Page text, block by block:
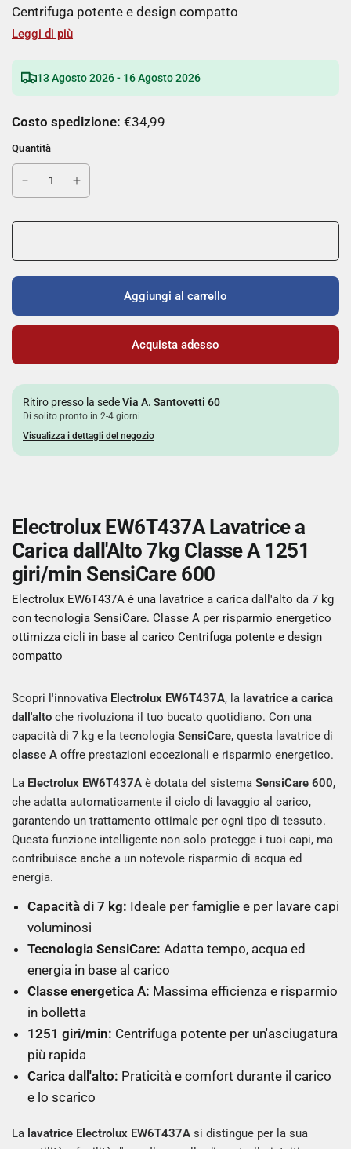
Centrifuga potente e design compatto
Leggi di più
13 Agosto 2026 - 16 Agosto 2026
Costo spedizione: €34,99
Quantità
Aggiungi al carrello
Acquista adesso
Ritiro presso la sedeVia A. Santovetti 60
Di solito pronto in 2-4 giorni
Visualizza i dettagli del negozio
Electrolux EW6T437A Lavatrice a
Carica dall'Alto 7kg Classe A 1251
giri/min SensiCare 600
Electrolux EW6T437A è una lavatrice a carica dall'alto da 7 kg
con tecnologia SensiCare. Classe A per risparmio energetico
ottimizza cicli in base al carico Centrifuga potente e design
compatto
Scopri l'innovativa Electrolux EW6T437A, la lavatrice a carica
dall'alto che rivoluziona il tuo bucato quotidiano. Con una
capacità di 7 kg e la tecnologiaSensiCare, questa lavatrice di
classe A offre prestazioni eccezionali e risparmio energetico.
La Electrolux EW6T437A è dotata del sistemaSensiCare 600,
che adatta automaticamente il ciclo di lavaggio al carico,
garantendo un trattamento ottimale per ogni tipo di tessuto.
Questa funzione intelligente non solo protegge i tuoi capi, ma
contribuisce anche a un notevole risparmio di acqua ed
energia.
Capacità di 7 kg: Ideale per famiglie e per lavare capi
voluminosi
Tecnologia SensiCare: Adatta tempo, acqua ed
energia in base al carico
Classe energetica A: Massima efficienza e risparmio
in bolletta
1251 giri/min: Centrifuga potente per un'asciugatura
più rapida
Carica dall'alto: Praticità e comfort durante il carico
e lo scarico
La lavatrice Electrolux EW6T437A si distingue per la sua